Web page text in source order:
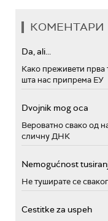
КОМЕНТАРИ
Da, ali...
Како преживети прва
шта нас припрема ЕУ
Dvojnik mog oca
Вероватно свако од
сличну ДНК
Nemogućnost
Не туширате се
Cestitke za uspeh